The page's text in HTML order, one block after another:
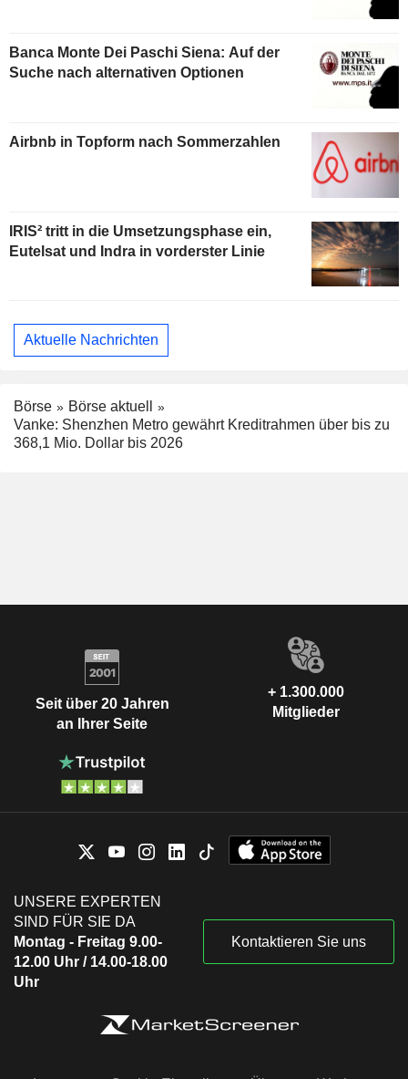
Banca Monte Dei Paschi Siena: Auf der
Suche nach alternativen Optionen
Airbnb in Topform nach Sommerzahlen
IRIS² tritt in die Umsetzungsphase ein,
Eutelsat und Indra in vorderster Linie
Aktuelle Nachrichten
Börse
Börse aktuell
Vanke: Shenzhen Metro gewährt Kreditrahmen über bis zu
368,1 Mio. Dollar bis 2026
Seit über 20 Jahren
an Ihrer Seite
+ 1.300.000
Mitglieder
UNSERE EXPERTEN
SIND FÜR SIE DA
Montag - Freitag 9.00-
12.00 Uhr / 14.00-18.00
Uhr
Kontaktieren Sie uns